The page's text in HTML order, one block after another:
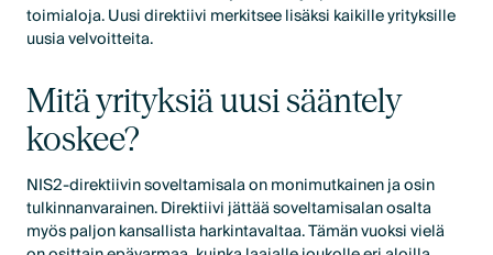
toimialoja. Uusi direktiivi merkitsee lisäksi kaikille yrityksille
uusia velvoitteita.
Mitä yrityksiä uusi sääntely
koskee?
NIS2-direktiivin soveltamisala on monimutkainen ja osin
tulkinnanvarainen. Direktiivi jättää soveltamisalan osalta
myös paljon kansallista harkintavaltaa. Tämän vuoksi vielä